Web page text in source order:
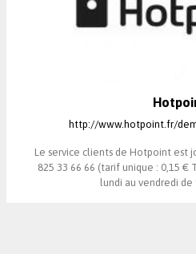
http://www.hotpoint.fr/
Le service clients de Hotpoint est
825 33 66 66 (tarif unique : 0,15 €
lundi au vendredi de